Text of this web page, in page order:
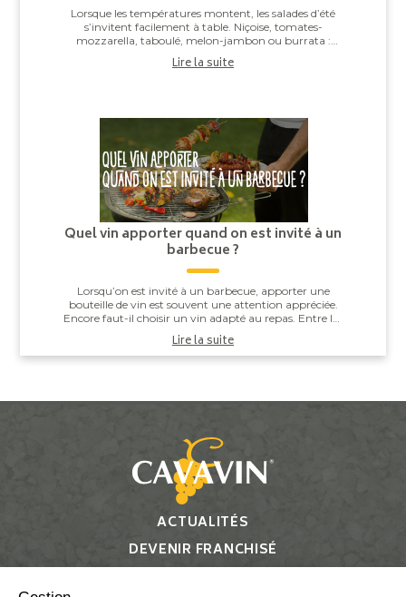
Lorsque les températures montent, les salades d’été
s’invitent facilement à table. Niçoise, tomates-
mozzarella, taboulé, melon-jambon ou burrata :
Lire la suite
Quel vin apporter quand on est invité à un
barbecue ?
Lorsqu’on est invité à un barbecue, apporter une
bouteille de vin est souvent une attention appréciée.
Encore faut-il choisir un vin adapté au repas. Entre les
Lire la suite
ACTUALITÉS
DEVENIR FRANCHISÉ